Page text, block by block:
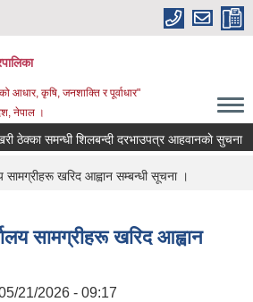
आधार, कृषि, जनशाक्ति र पूर्वाधार"
नेपाल ।
ठेक्का समन्धी शिलबन्दी दरभाउपत्र आहवानकाे सुचना
सामग्रीहरू खरिद आह्वान सम्बन्धी सूचना ।
सामग्रीहरू खरिद आह्वान
21/2026 - 09:17